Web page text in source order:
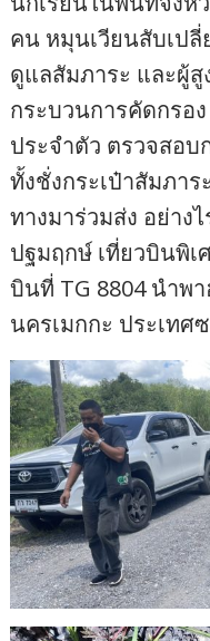
คน หมุนเวียนสับเป
ดูแลสัมภาระ และผู้สู
กระบวนการคัดกรอ
ประจำตัว ตรวจสอ
ทั้งชั่งกระเป๋าสัมภา
ทางมาร่วมส่ง อย่าง
ปฐมฤกษ์ เที่ยวบินพิเ
บินที่ TG 8804 นำพ
นครเมกกะ ประเทศ